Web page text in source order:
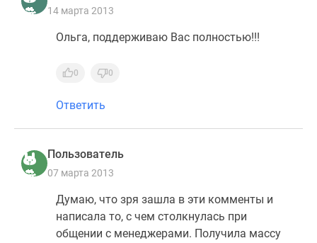
14 марта 2013
Ольга, поддерживаю Вас полностью!!!
0 0
Ответить
Пользователь
07 марта 2013
Думаю, что зря зашла в эти комменты и
написала то, с чем столкнулась при
общении с менеджерами. Получила массу